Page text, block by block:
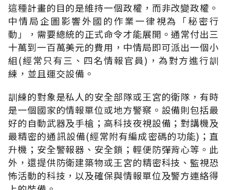
這種計畫的目的是維持一個政權，而非改變政權。
中情局企圖影響外國的作業一律視為「秘密行
動」，需要總統的正式命令才能展開。通常付出三
十萬到一百萬美元的費用，中情局即可派出一個小
組(經常只有三、四名情報官員)，為對方進行訓
練，並且運交設備。
訓練的對象是私人的安全部隊或王宮的衛隊，有時
是一個國家的情報單位或地方警察。設備則包括最
好的自動武器及手槍；高科技夜視設備；對講機及
最精密的通訊設備(經常附有編成密碼的功能)；直
升機；安全警報器、安全鎖；輕便防彈背心等。此
外，還提供防衛建築物或王宮的精密科技、監視恐
怖活動的科技，以及確保與情報單位及警方連絡得